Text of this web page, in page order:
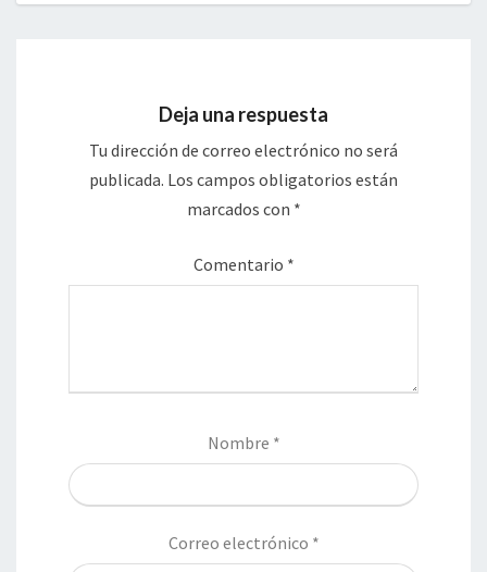
Deja una respuesta
Tu dirección de correo electrónico no será
publicada. Los campos obligatorios están
marcados con *
Comentario *
Nombre *
Correo electrónico *